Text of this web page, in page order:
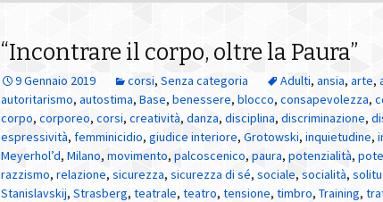
“Incontrare il corpo, oltre la Paura”
9 Gennaio 2019 corsi, Senza categoria Adulti, ansia, arte,
autoritarismo, autostima, Base, benessere, blocco, consapevolezza,
corpo, corporeo, corsi, creatività, danza, disciplina, discriminazione,
espressività, femminicidio, giudice interiore, Grotowski, inquietudine,
Meyerhol’d, Milano, movimento, palcoscenico, paura, potenzialità,
razzismo, relazione, sicurezza, sicurezza di sé, sociale, socialità,
Stanislavskij, Strasberg, teatrale, teatro, tensione, timbro, Training,